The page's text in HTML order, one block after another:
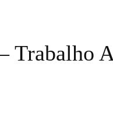
Trabalho